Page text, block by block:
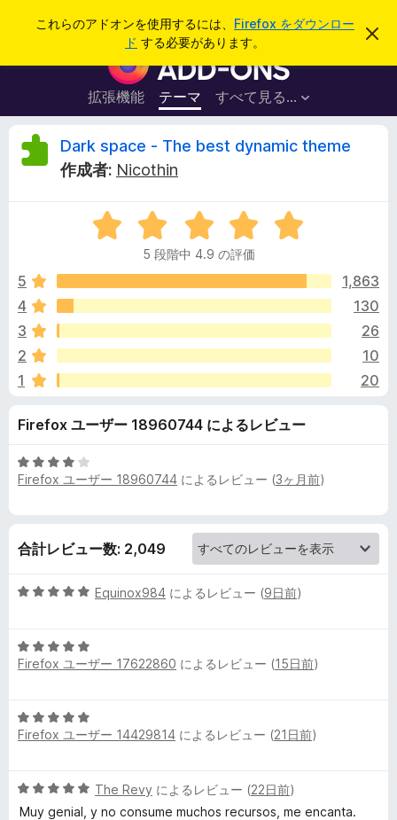
これらのアドオンを使用するには、 Firefox をダウンロー
ド する必要があります。
こ
を
F
i
r
e
f
ラ
ウ
ザ
ー
ド
オ
ン
拡張機能 テーマ すべて見る...
ログイン
D
k
s
p
a
c
e
-
T
e
b
e
s
Dark space - The best dynamic theme
作成者: Nicothin
5
段
中
.
の
価
5 段階中 4.9 の評価
5
1,863
4
130
3
26
2
10
1
20
Firefox ユーザー 18960744 によるレビュー
5
段
の
価
Firefox ユーザー 18960744 によるレビュー (3ヶ月前)
合計レビュー数: 2,049
5
中
5
価
Equinox984 によるレビュー (9日前)
5
段
5
の
Firefox ユーザー 17622860 によるレビュー (15日前)
5
段
5
の
Firefox ユーザー 14429814 によるレビュー (21日前)
5
段
The Revy によるレビュー (22日前)
Muy genial, y no consume muchos recursos, me encanta.